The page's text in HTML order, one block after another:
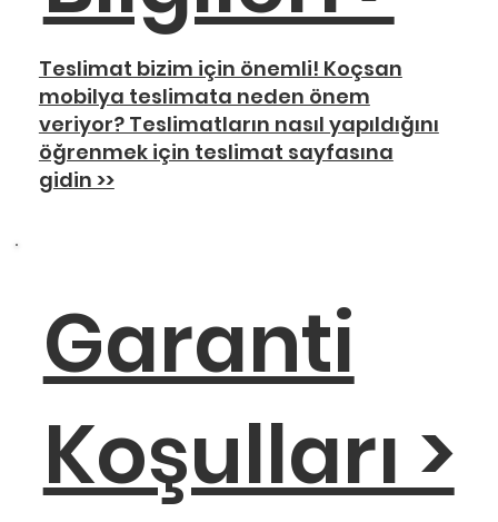
Teslimat bizim için önemli! Koçsan
mobilya teslimata neden önem
veriyor? Teslimatların nasıl yapıldığını
öğrenmek için teslimat sayfasına
gidin >>
Garanti
Koşulları >